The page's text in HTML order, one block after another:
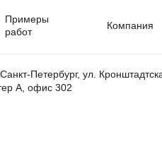
Примеры
работ
Компания
Петербург, ул.
А, офис 302